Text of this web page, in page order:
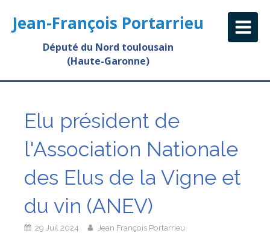
Jean-François Portarrieu
Député du Nord toulousain
(Haute-Garonne)
Elu président de
l'Association Nationale
des Elus de la Vigne et
du vin (ANEV)
29 Juil 2024
Jean François Portarrieu